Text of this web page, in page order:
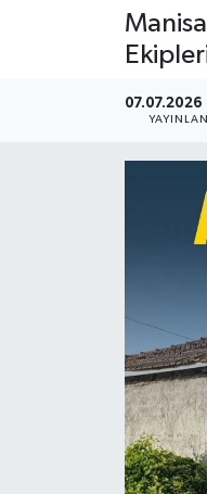
07.07.2026
Resmi İlan
Son Dakika
Haber Arşivi